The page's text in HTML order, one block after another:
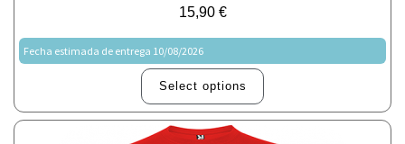
15,90 €
Fecha estimada de entrega 10/08/2026
Select options